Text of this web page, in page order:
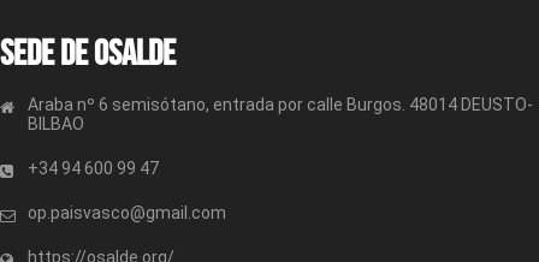
Sede de OSALDE
Araba nº 6 semisótano, entrada por calle Burgos. 48014 DEUSTO-
BILBAO
+34 94 600 99 47
op.paisvasco@gmail.com
https://osalde.org/